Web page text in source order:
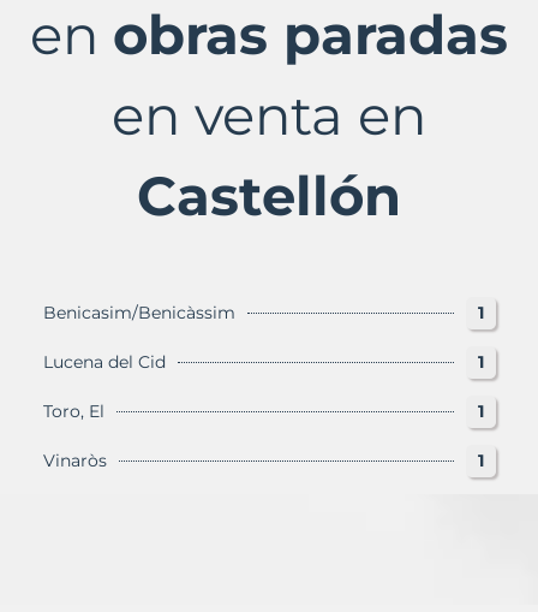
Murbalands
en obras paradas
en venta en
Castellón
Benicasim/Benicàssim 1
Lucena del Cid 1
Toro, El 1
Vinaròs 1